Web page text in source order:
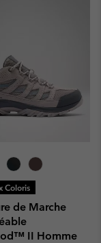
Coloris
de Marche
II Homme